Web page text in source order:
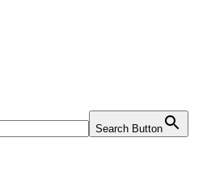
Search Button